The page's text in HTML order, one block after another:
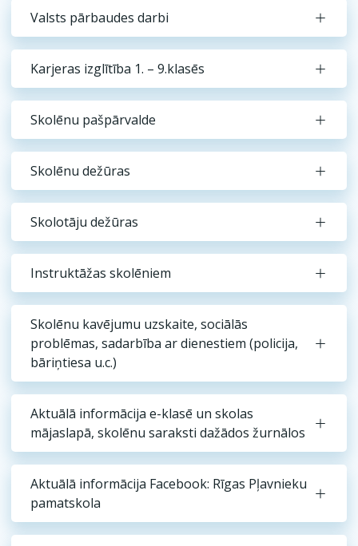
Valsts pārbaudes darbi
Karjeras izglītība 1. – 9.klasēs
Skolēnu pašpārvalde
Skolēnu dežūras
Skolotāju dežūras
Instruktāžas skolēniem
Skolēnu kavējumu uzskaite, sociālās
problēmas, sadarbība ar dienestiem (policija,
bāriņtiesa u.c.)
Aktuālā informācija e-klasē un skolas
mājaslapā, skolēnu saraksti dažādos žurnālos
Aktuālā informācija Facebook: Rīgas Pļavnieku
pamatskola